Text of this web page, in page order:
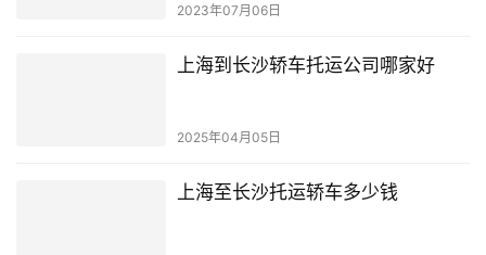
2023年07月06日
上海到长沙轿车托运公司哪家好
2025年04月05日
上海至长沙托运轿车多少钱